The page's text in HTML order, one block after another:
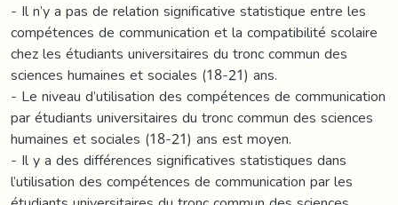
- Il n’y a pas de relation significative statistique entre les
compétences de communication et la compatibilité scolaire
chez les étudiants universitaires du tronc commun des
sciences humaines et sociales (18-21) ans.
- Le niveau d’utilisation des compétences de communication
par étudiants universitaires du tronc commun des sciences
humaines et sociales (18-21) ans est moyen.
- Il y a des différences significatives statistiques dans
l’utilisation des compétences de communication par les